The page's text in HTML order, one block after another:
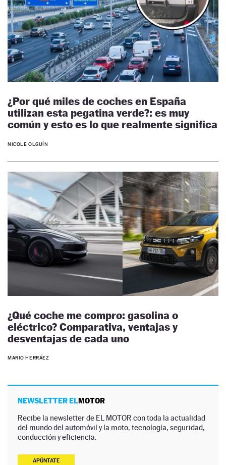
¿Por qué miles de coches en España
utilizan esta pegatina verde?: es muy
común y esto es lo que realmente significa
NICOLE OLGUÍN
¿Qué coche me compro: gasolina o
eléctrico? Comparativa, ventajas y
desventajas de cada uno
MARIO HERRÁEZ
NEWSLETTER ELMOTOR
Recibe la newsletter de EL MOTOR con toda la actualidad
del mundo del automóvil y la moto, tecnología, seguridad,
conducción y eficiencia.
APÚNTATE